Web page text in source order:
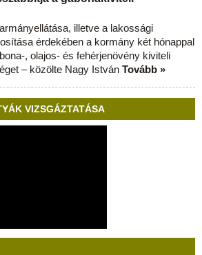
illetve a lakossági
érdekében a kormány két hónappal
, olajos- és fehérjenövény kiviteli
– közölte Nagy István Tovább »
VIZSGÁZTATÁSA